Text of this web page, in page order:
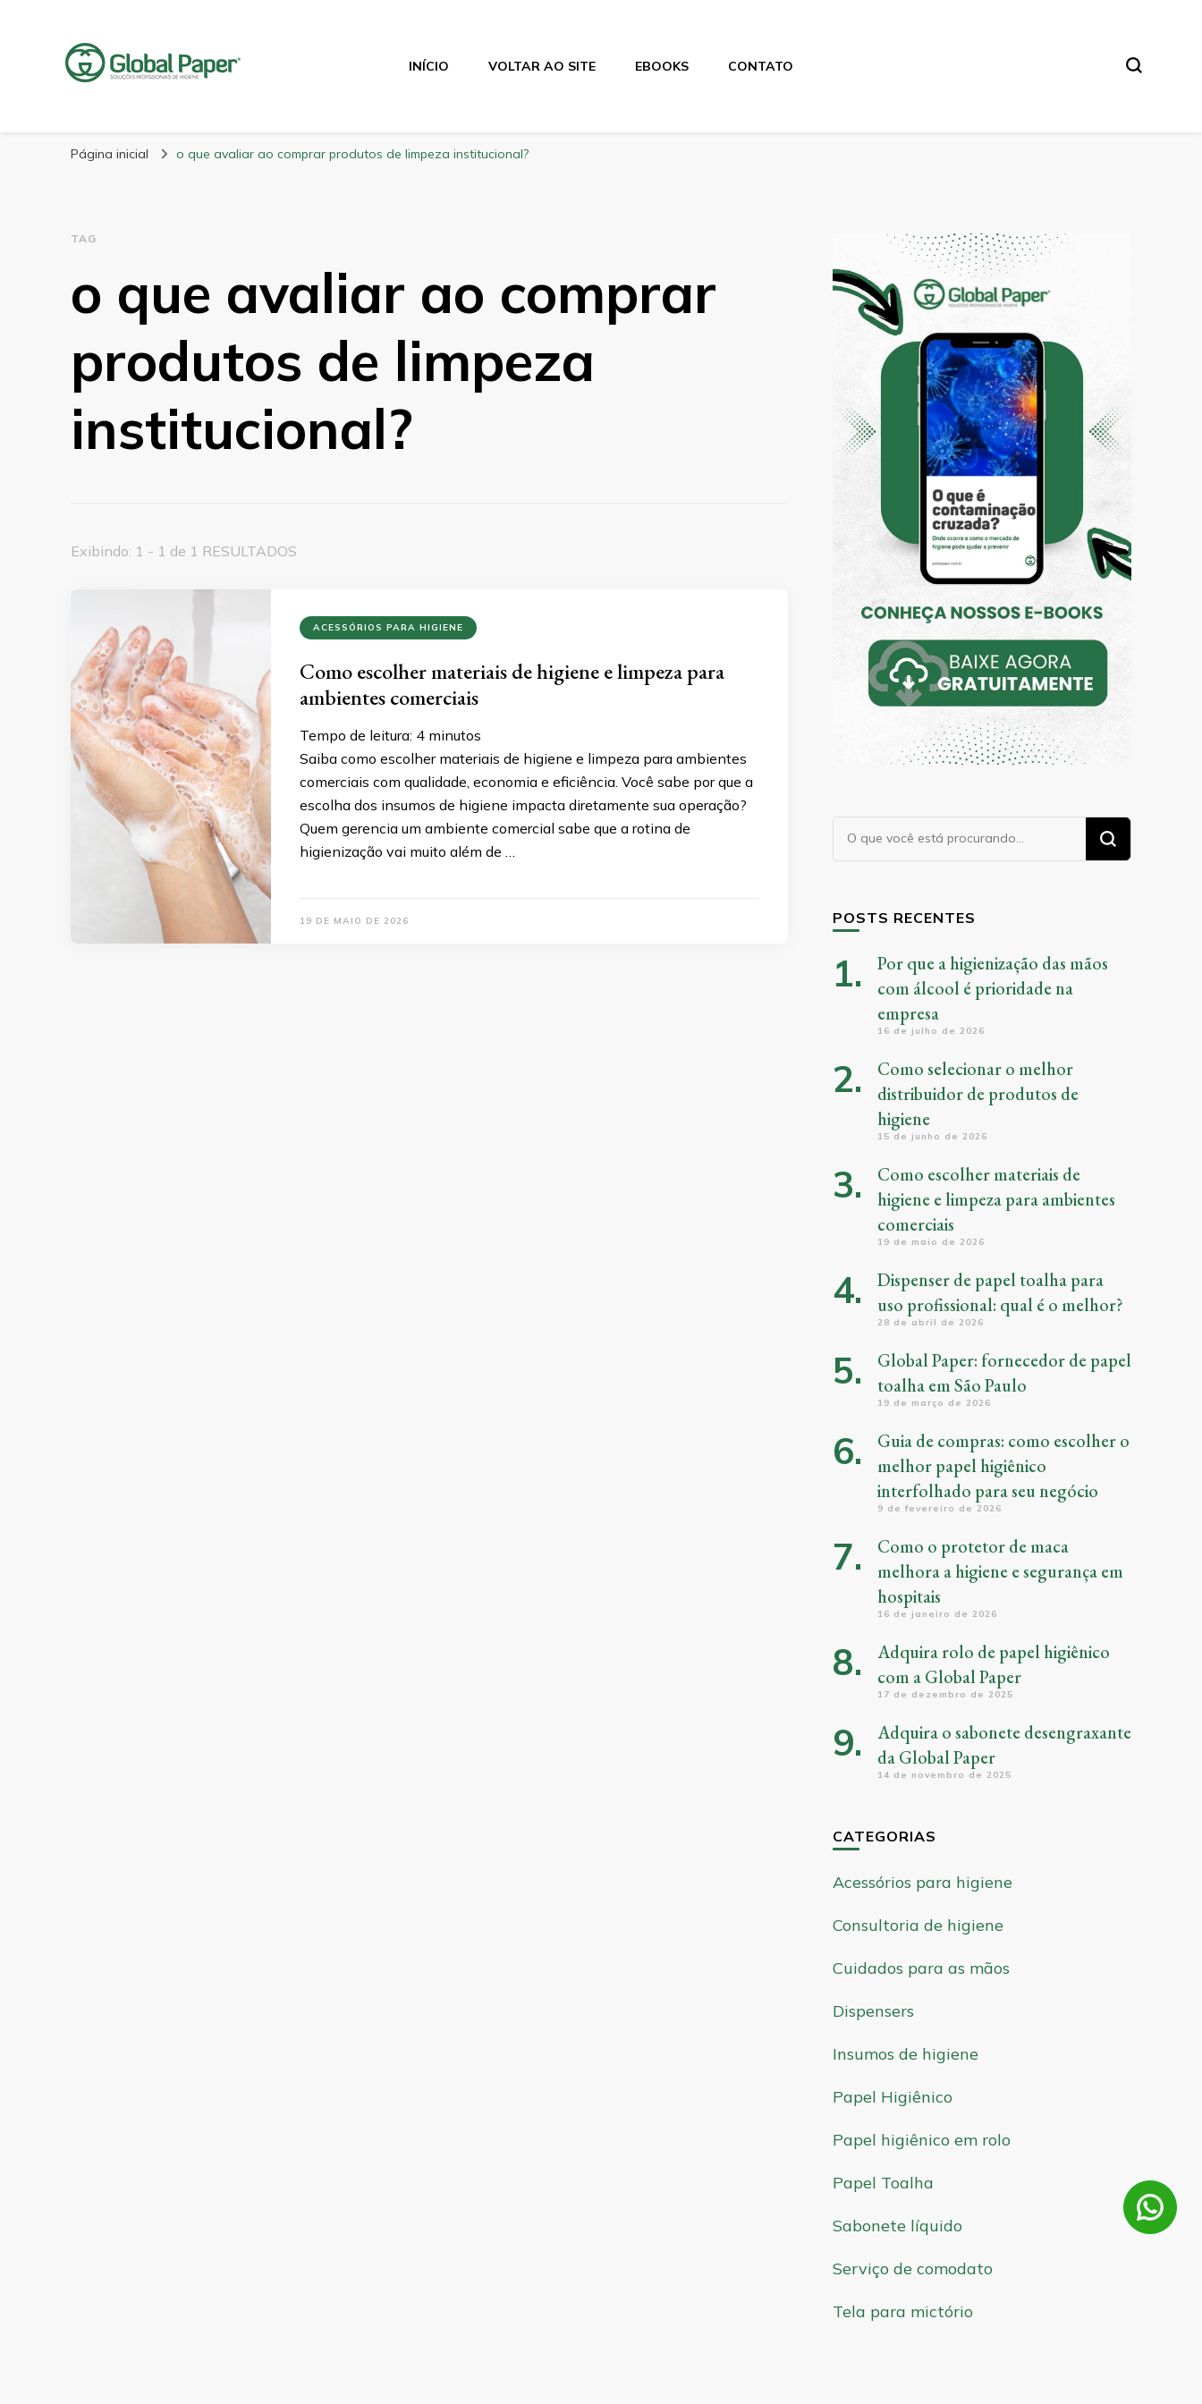
GlobalPaper
INÍCIO VOLTAR AO SITE EBOOKS CONTATO
Página inicial o que avaliar ao comprar produtos de limpeza institucional?
TAG
o que avaliar ao comprar
produtos de limpeza
institucional?
Exibindo: 1 - 1 de 1 RESULTADOS
ACESSÓRIOS PARA HIGIENE
Como escolher materiais de higiene e limpeza para
ambientes comerciais
Tempo de leitura: 4 minutos
Saiba como escolher materiais de higiene e limpeza para ambientes
comerciais com qualidade, economia e eficiência. Você sabe por que a
escolha dos insumos de higiene impacta diretamente sua operação?
Quem gerencia um ambiente comercial sabe que a rotina de
higienização vai muito além de …
19 DE MAIO DE 2026
Procurando
algo?
POSTS RECENTES
Por que a higienização das mãos
com álcool é prioridade na
empresa
16 de julho de 2026
Como selecionar o melhor
distribuidor de produtos de
higiene
15 de junho de 2026
Como escolher materiais de
higiene e limpeza para ambientes
comerciais
19 de maio de 2026
Dispenser de papel toalha para
uso profissional: qual é o melhor?
28 de abril de 2026
Global Paper: fornecedor de papel
toalha em São Paulo
19 de março de 2026
Guia de compras: como escolher o
melhor papel higiênico
interfolhado para seu negócio
9 de fevereiro de 2026
Como o protetor de maca
melhora a higiene e segurança em
hospitais
16 de janeiro de 2026
Adquira rolo de papel higiênico
com a Global Paper
17 de dezembro de 2025
Adquira o sabonete desengraxante
da Global Paper
14 de novembro de 2025
CATEGORIAS
Acessórios para higiene
Consultoria de higiene
Cuidados para as mãos
Dispensers
Insumos de higiene
Papel Higiênico
Papel higiênico em rolo
Papel Toalha
Sabonete líquido
Serviço de comodato
Tela para mictório